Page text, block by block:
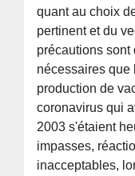
quant au choix
pertinent et du
précautions sont
nécessaires que
production de
coronavirus qui
2003 s'étaient
impasses,
inacceptables,